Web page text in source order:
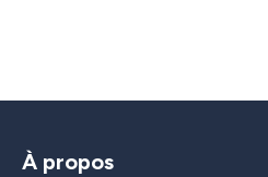
À propos